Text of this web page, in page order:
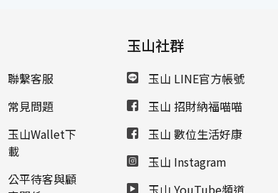
BroadVision台灣區總經理 陳愷新 1:30-
2:15 Whyi2+BV BoradVision
亞太日本區產品行銷總監 吳大
任 i2業
務顧問 呂建毅 2:15-3:00
BroadVision 1 to 1 Personalization
BroadVision
亞太日本區產品行銷總監 吳大任
3:00-3:30 休息 / 攤位參觀
BroadVision
聯繫客服
常見問題
玉山Wallet下
載
公平待客與顧
玉山社群
玉山 LINE官方帳號
玉山 招財納福喵喵
玉山 數位生活好康
玉山 Instagram
玉山 YouTube頻道